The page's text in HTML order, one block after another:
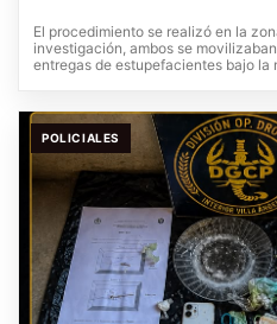
El procedimiento se realizó en la
investigación, ambos se
entregas de estupefacientes bajo la
POLICIALES